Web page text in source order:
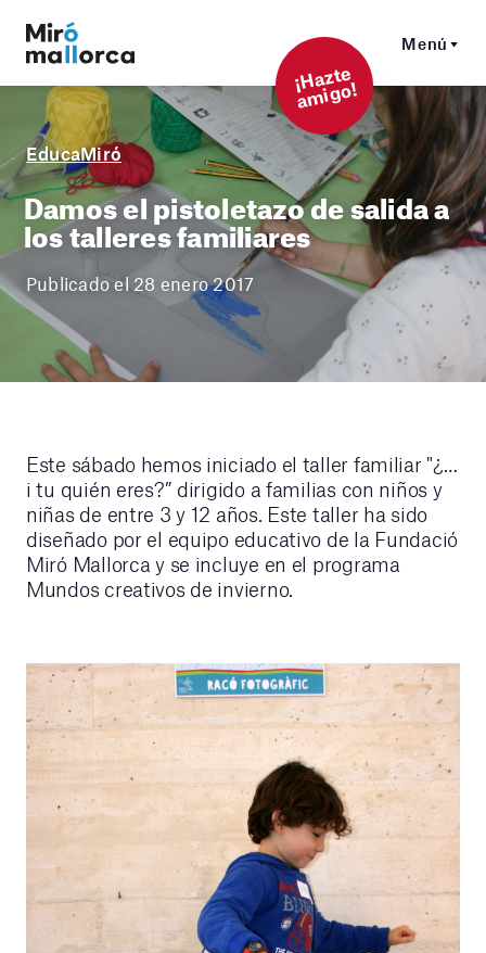
Menú
¡
Hazt
e
a
mi
g
o!
EducaMiró
Damos el pistoletazo de salida a
los talleres familiares
Publicado el 28 enero 2017
Este sábado hemos iniciado el taller familiar "¿…
i tu quién eres?” dirigido a familias con niños y
niñas de entre 3 y 12 años. Este taller ha sido
diseñado por el equipo educativo de la Fundació
Miró Mallorca y se incluye en el programa
Mundos creativos de invierno.